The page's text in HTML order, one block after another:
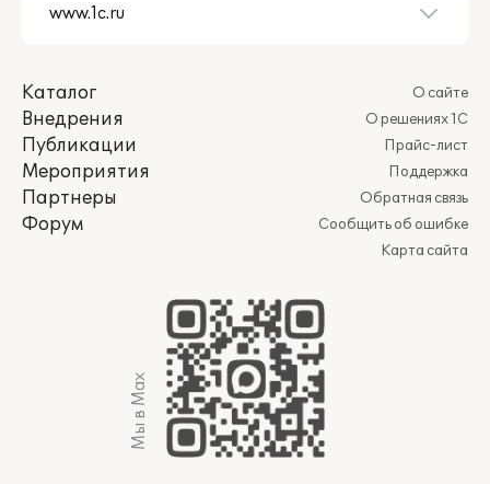
Каталог
Внедрения
Публикации
Мероприятия
Партнеры
Форум
О сайте
О решениях 1С
Прайс-лист
Поддержка
Обратная связь
Сообщить об ошибке
Карта сайта
Мы в Max